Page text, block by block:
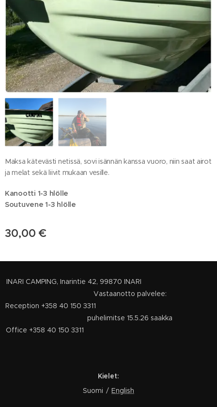
Maksa kätevästi netissä, sovi isännän kanssa vuoro, niin saat airot
ja melat sekä liivit mukaan vesille.
Kanootti 1-3 hlölle
Soutuvene 1-3 hlölle
30,00 €
INARI CAMPING, Inarintie 42, 99870 INARI
Vastaanotto palvelee:
Reception +358 40 150 3311
puhelimitse 15.5.26 saakka
Office +358 40 150 3311
Kielet
Suomi
English